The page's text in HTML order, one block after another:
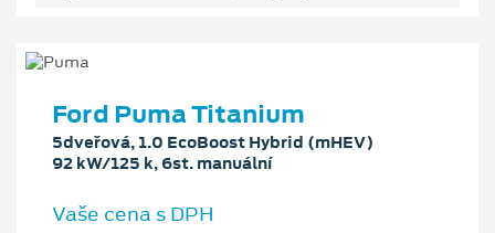
Ford Puma Titanium
5dveřová, 1.0 EcoBoost Hybrid (mHEV)
92 kW/125 k, 6st. manuální
Vaše cena s DPH